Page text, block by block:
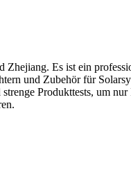
Es ist ein
und Zubehör für
Produkttests, um